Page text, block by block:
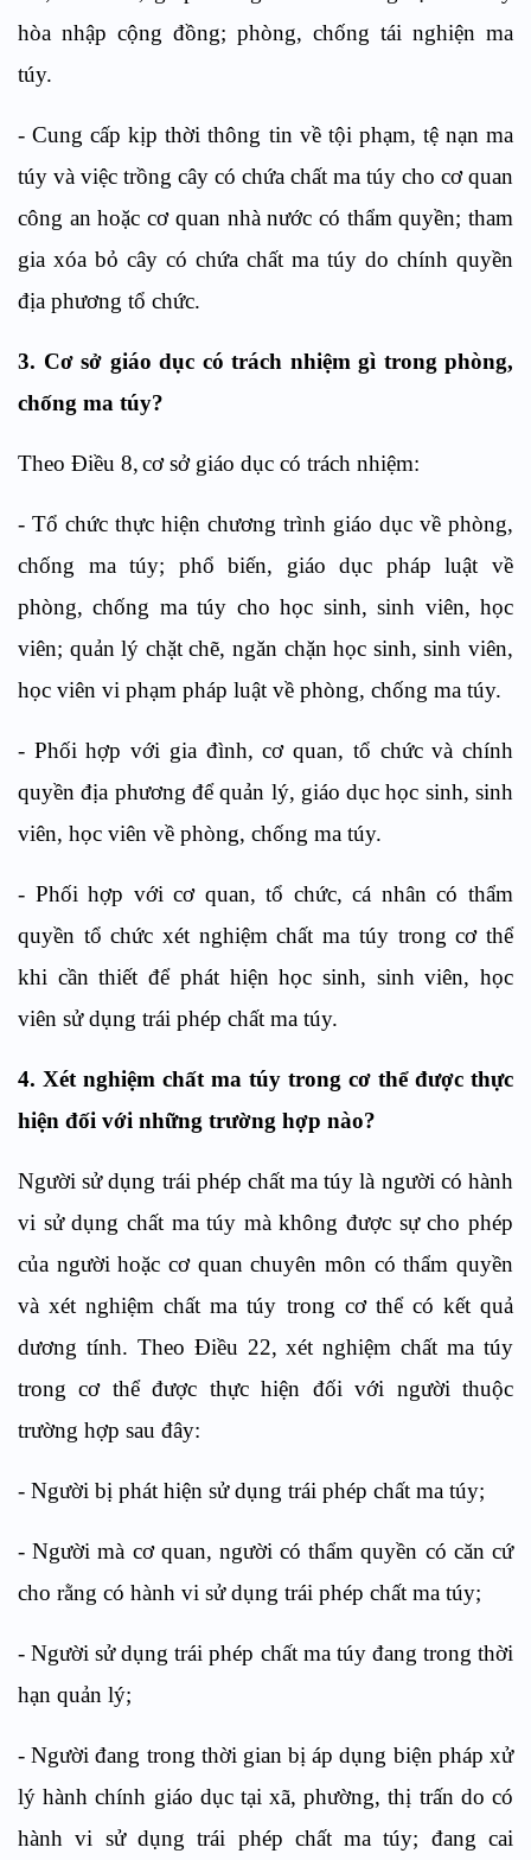
hòa nhập cộng đồng; phòng, chống tái nghiện ma
túy.
- Cung cấp kịp thời thông tin về tội phạm, tệ nạn ma
túy và việc trồng cây có chứa chất ma túy cho cơ quan
công an hoặc cơ quan nhà nước có thẩm quyền; tham
gia xóa bỏ cây có chứa chất ma túy do chính quyền
địa phương tổ chức.
3. Cơ sở giáo dục có trách nhiệm gì trong phòng,
chống ma túy?
Theo Điều 8,cơ sở giáo dục có trách nhiệm:
- Tổ chức thực hiện chương trình giáo dục về phòng,
chống ma túy; phổbiến, giáo dục pháp luật về
phòng, chống ma túy cho học sinh, sinh viên, học
viên; quản lý chặt chẽ, ngăn chặn học sinh, sinh viên,
học viên vi phạm pháp luật về phòng, chống ma túy.
- Phối hợp với gia đình, cơ quan, tổ chức và chính
quyền địa phương để quản lý, giáo dục học sinh, sinh
viên, học viên về phòng, chống ma túy.
- Phối hợp với cơ quan, tổ chức, cá nhân có thẩm
quyền tổ chức xét nghiệm chất ma túy trong cơ thể
khi cần thiết để phát hiện học sinh, sinh viên, học
viên sử dụng trái phép chất ma túy.
4. Xét nghiệm chất ma túy trong cơ thể được thực
hiện đối với những trường hợp nào?
Người sử dụng trái phép chất ma túy là người có hành
vi sử dụng chất ma túy mà không được sự cho phép
của người hoặc cơ quan chuyên môn có thẩm quyền
và xét nghiệm chất ma túy trong cơ thể có kết quả
dương tính. Theo Điều 22, xét nghiệm chất ma túy
trong cơ thể được thực hiện đối với người thuộc
trường hợp sau đây:
- Người bị phát hiện sử dụng trái phép chất ma túy;
- Người mà cơ quan, người có thẩm quyền có căn cứ
cho rằng có hành vi sử dụng trái phép chất ma túy;
- Người sử dụng trái phép chất ma túy đang trong thời
hạn quản lý;
- Người đang trong thời gian bị áp dụng biện pháp xử
lý hành chính giáo dục tại xã, phường, thị trấn do có
hànhvi sử dụng trái phép chấtmatúy; đangcai